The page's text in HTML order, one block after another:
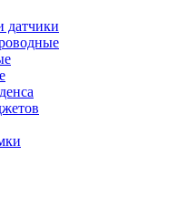
датчики